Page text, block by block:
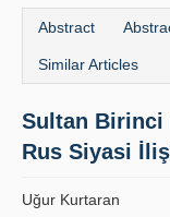
Journal Boards
Writing Rules
Abstract
Similar Articles
Sultan Birinci
Rus Siyasi
Uğur Kurtaran